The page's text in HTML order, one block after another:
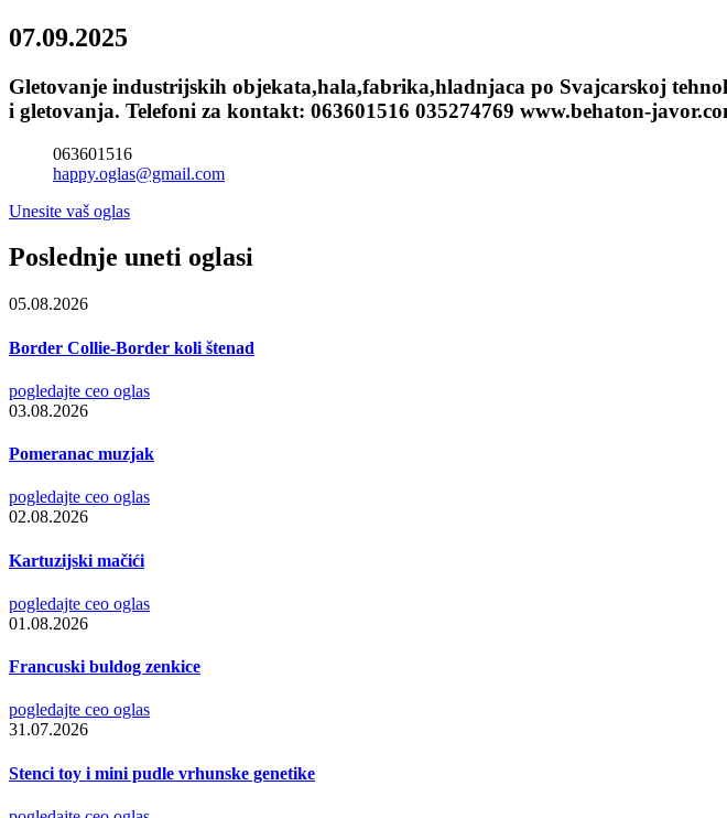
07.09.2025
Gletovanje industrijskih objekata,hala,fabrika,hladnjaca po Svajcarskoj
i gletovanja. Telefoni za kontakt: 063601516 035274769 www.behaton-
063601516
happy.oglas@gmail.com
Unesite vaš oglas
Poslednje uneti oglasi
05.08.2026
Border Collie-Border koli štenad
pogledajte ceo oglas
03.08.2026
Pomeranac muzjak
pogledajte ceo oglas
02.08.2026
Kartuzijski mačići
pogledajte ceo oglas
01.08.2026
Francuski buldog zenkice
pogledajte ceo oglas
31.07.2026
Stenci toy i mini pudle vrhunske genetike